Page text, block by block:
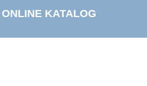
ONLINE KATALOG